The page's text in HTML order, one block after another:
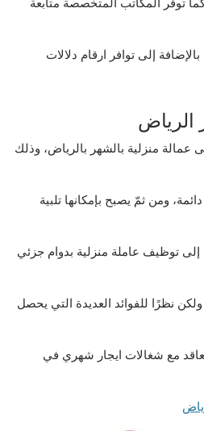
إلى توافر ارقام دلالات
الرياض
منزلية بالشهر بالرياض، وذلك
ومن ثمّ يصبح بإمكانها تلبية
توظيف عاملة منزلية بدوام جزئي
نظرًا للفوائد العديدة التي يحصل
مع شغالات ايجار شهري في